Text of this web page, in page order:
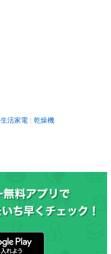
生活家電 乾燥機